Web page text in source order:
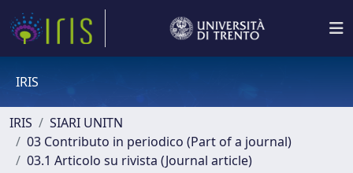
IRIS
IRIS
SIARI UNITN
03 Contributo in periodico (Part of a journal)
03.1 Articolo su rivista (Journal article)